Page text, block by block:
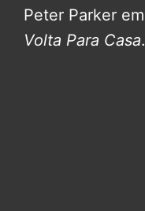
Peter Parker em
Volta Para Casa.